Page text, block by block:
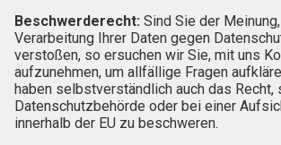
Beschwerderecht: Sind Sie der
Verarbeitung Ihrer Daten gegen
verstoßen, so ersuchen wir Sie, mit uns
aufzunehmen, um allfällige Fragen
haben selbstverständlich auch das Recht,
Datenschutzbehörde oder bei einer
innerhalb der EU zu beschweren.